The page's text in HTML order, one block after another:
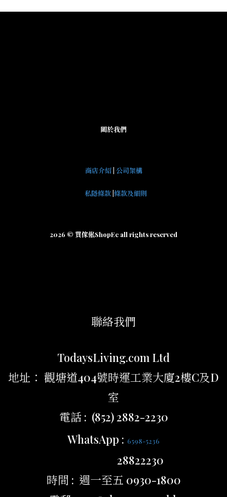
關於我們
商店介紹| 公司架構
私隱條款 條款及細則
2026 © 買傢俬ShopEc all rights reserved
聯絡我們
TodaysLiving.com Ltd
地址： 觀塘道404號時運工業大廈2樓C及D
室
電話 : (852) 2882-2230
WhatsApp : 6598-5236
28822230
時間 : 週一至五 0930-1800